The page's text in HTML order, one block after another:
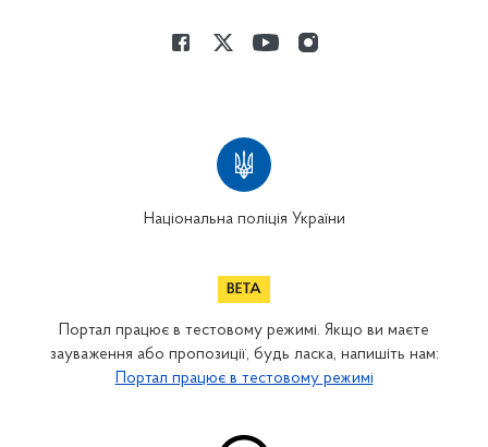
Національна поліція України
Портал працює в тестовому режимі. Якщо ви маєте
зауваження або пропозиції, будь ласка, напишіть нам:
Портал працює в тестовому режимі